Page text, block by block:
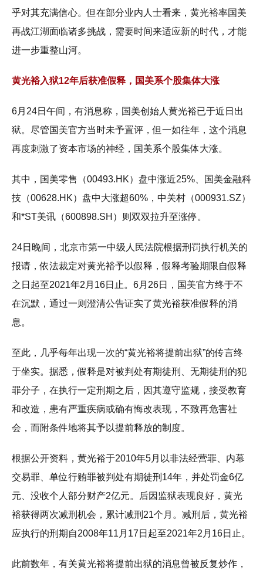
乎对其充满信心。但在部分业内人士看来，黄光裕率国美
再战江湖面临诸多挑战，需要时间来适应新的时代，才能
进一步重整山河。
黄光裕入狱12年后获准假释，国美系个股集体大涨
6月24日午间，有消息称，国美创始人黄光裕已于近日出
狱。尽管国美官方当时未予置评，但一如往年，这个消息
再度刺激了资本市场的神经，国美系个股集体大涨。
其中，国美零售（00493.HK）盘中涨近25%、国美金融科
技（00628.HK）盘中大涨超60%，中关村（000931.SZ）
和*ST美讯（600898.SH）则双双拉升至涨停。
24日晚间，北京市第一中级人民法院根据刑罚执行机关的
报请，依法裁定对黄光裕予以假释，假释考验期限自假释
之日起至2021年2月16日止。6月26日，国美官方终于不
在沉默，通过一则澄清公告证实了黄光裕获准假释的消
息。
至此，几乎每年出现一次的“黄光裕将提前出狱”的传言终
于坐实。据悉，假释是对被判处有期徒刑、无期徒刑的犯
罪分子，在执行一定刑期之后，因其遵守监规，接受教育
和改造，患有严重疾病或确有悔改表现，不致再危害社
会，而附条件地将其予以提前释放的制度。
根据公开资料，黄光裕于2010年5月以非法经营罪、内幕
交易罪、单位行贿罪被判处有期徒刑14年，并处罚金6亿
元、没收个人部分财产2亿元。后因监狱表现良好，黄光
裕获得两次减刑机会，累计减刑21个月。减刑后，黄光裕
应执行的刑期自2008年11月17日起至2021年2月16日止。
此前数年，有关黄光裕将提前出狱的消息曾被反复炒作，